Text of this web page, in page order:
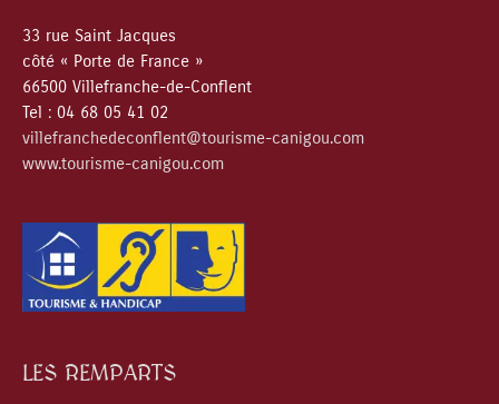
33 rue Saint Jacques
côté « Porte de France »
66500 Villefranche-de-Conflent
Tel : 04 68 05 41 02
villefranchedeconflent@tourisme-canigou.com
www.tourisme-canigou.com
LES REMPARTS